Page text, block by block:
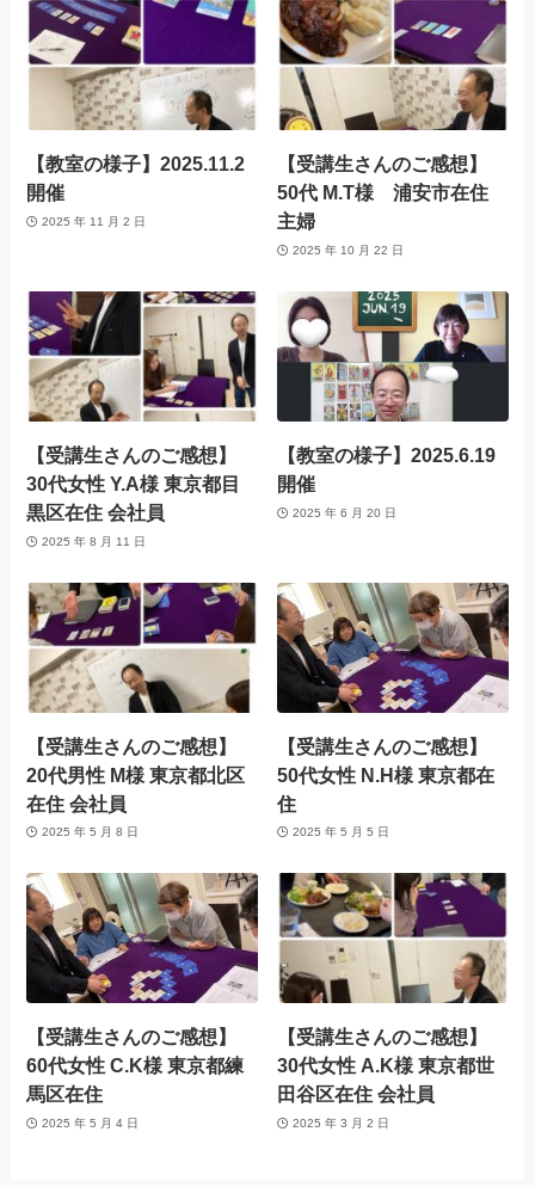
【教室の様子】2025.11.2
開催
2025 年 11 月 2 日
【受講生さんのご感想】
50代 M.T様 浦安市在住
主婦
2025 年 10 月 22 日
【受講生さんのご感想】
30代女性 Y.A様 東京都目
黒区在住 会社員
2025 年 8 月 11 日
【教室の様子】2025.6.19
開催
2025 年 6 月 20 日
【受講生さんのご感想】
20代男性 M様 東京都北区
在住 会社員
2025 年 5 月 8 日
【受講生さんのご感想】
50代女性 N.H様 東京都在
住
2025 年 5 月 5 日
【受講生さんのご感想】
60代女性 C.K様 東京都練
馬区在住
2025 年 5 月 4 日
【受講生さんのご感想】
30代女性 A.K様 東京都世
田谷区在住 会社員
2025 年 3 月 2 日